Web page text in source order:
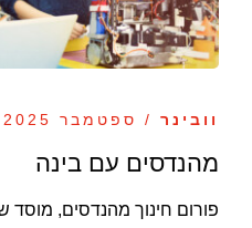
וובינר / ספטמבר 2025
מהנדסים עם בינה
פורום חינוך מהנדסים, מוסד